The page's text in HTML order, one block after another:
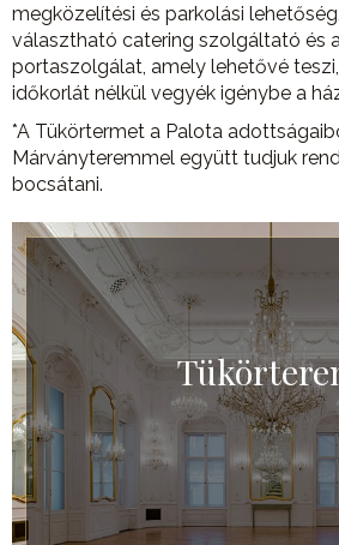
megközelítési és parkolási
választható catering szolgáltató és
portaszolgálat, amely lehetővé
időkorlát nélkül vegyék igénybe a
*A Tükörtermet a Palota
Márványteremmel együtt tudjuk
bocsátani.